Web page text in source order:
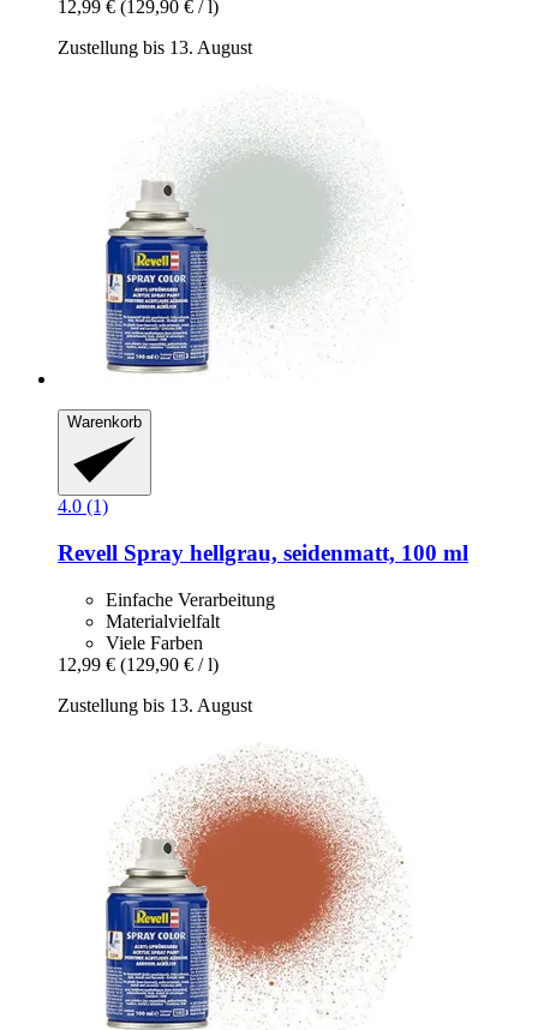
12,99 € (129,90 € / l)
Zustellung bis 13. August
Warenkorb
4.0 (1)
Revell Spray hellgrau, seidenmatt, 100 ml
Einfache Verarbeitung
Materialvielfalt
Viele Farben
12,99 € (129,90 € / l)
Zustellung bis 13. August